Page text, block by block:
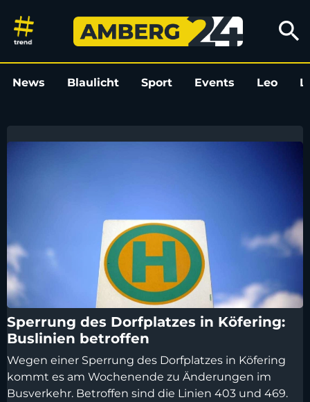
Amberg24
search
News Blaulicht Sport Events Leo
Sperrung des Dorfplatzes in Köfering:
Buslinien betroffen
Wegen einer Sperrung des Dorfplatzes in Köfering
kommt es am Wochenende zu Änderungen im
Busverkehr. Betroffen sind die Linien 403 und 469.